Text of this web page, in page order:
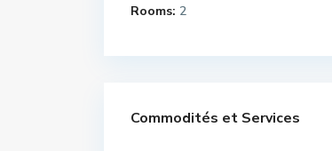
Rooms: 2
Commodités et Services